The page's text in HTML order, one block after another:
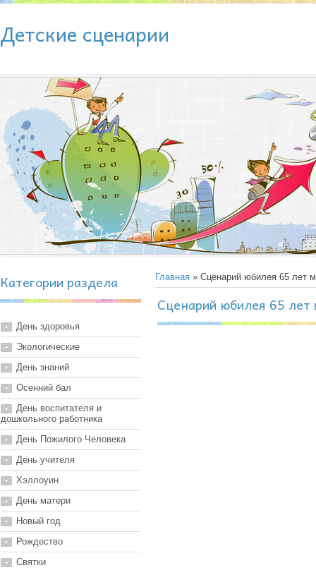
Детские сценарии
Категории раздела
День здоровья
Экологические
День знаний
Осенний бал
День воспитателя и
дошкольного работника
День Пожилого Человека
День учителя
Хэллоуин
День матери
Новый год
Рождество
Святки
Главная » Сценарий юбилея 65 лет
Сценарий юбилея 65 лет